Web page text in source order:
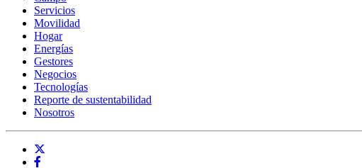
Servicios
Movilidad
Hogar
Energías
Gestores
Negocios
Tecnologías
Reporte de sustentabilidad
Nosotros